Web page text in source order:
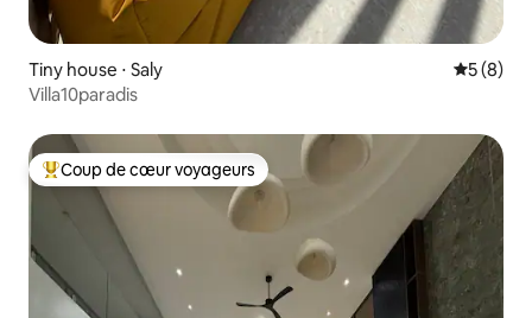
Tiny house ⋅ Saly
5 (8)
Villa10paradis
Coups de cœur voyageurs les plus appréciés
Coup de cœur voyageurs